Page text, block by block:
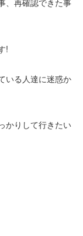
!
いる人達に迷惑か
かりして行きたい